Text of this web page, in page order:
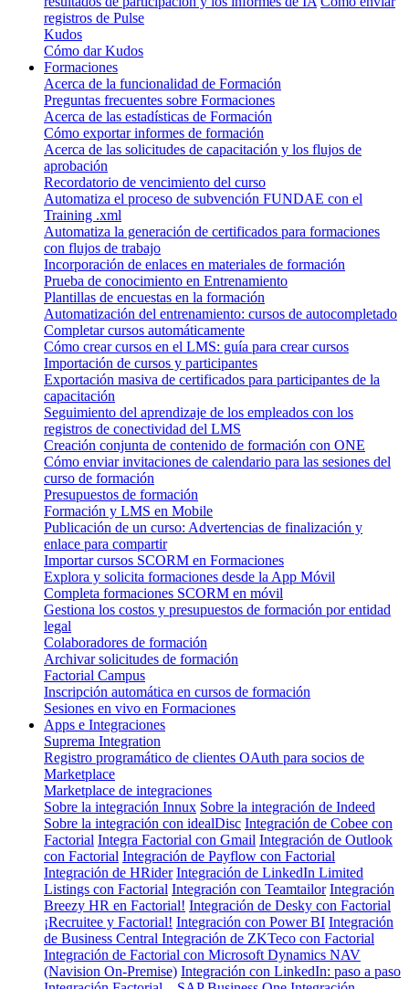
registros de Pulse
Kudos
Cómo dar Kudos
Formaciones
Acerca de la funcionalidad de Formación
Preguntas frecuentes sobre Formaciones
Acerca de las estadísticas de Formación
Cómo exportar informes de formación
Acerca de las solicitudes de capacitación y los flujos de
aprobación
Recordatorio de vencimiento del curso
Automatiza el proceso de subvención FUNDAE con el
Training .xml
Automatiza la generación de certificados para formaciones
con flujos de trabajo
Incorporación de enlaces en materiales de formación
Prueba de conocimiento en Entrenamiento
Plantillas de encuestas en la formación
Automatización del entrenamiento: cursos de autocompletado
Completar cursos automáticamente
Cómo crear cursos en el LMS: guía para crear cursos
Importación de cursos y participantes
Exportación masiva de certificados para participantes de la
capacitación
Seguimiento del aprendizaje de los empleados con los
registros de conectividad del LMS
Creación conjunta de contenido de formación con ONE
Cómo enviar invitaciones de calendario para las sesiones del
curso de formación
Presupuestos de formación
Formación y LMS en Mobile
Publicación de un curso: Advertencias de finalización y
enlace para compartir
Importar cursos SCORM en Formaciones
Explora y solicita formaciones desde la App Móvil
Completa formaciones SCORM en móvil
Gestiona los costos y presupuestos de formación por entidad
legal
Colaboradores de formación
Archivar solicitudes de formación
Factorial Campus
Inscripción automática en cursos de formación
Sesiones en vivo en Formaciones
Apps e Integraciones
Suprema Integration
Registro programático de clientes OAuth para socios de
Marketplace
Marketplace de integraciones
Sobre la integración Innux Sobre la integración de Indeed
Sobre la integración con idealDisc Integración de Cobee con
Factorial Integra Factorial con Gmail Integración de Outlook
con Factorial Integración de Payflow con Factorial
Integración de HRider Integración de LinkedIn Limited
Listings con Factorial Integración con Teamtailor Integración
Breezy HR en Factorial! Integración de Desky con Factorial
¡Recruitee y Factorial! Integración con Power BI Integración
de Business Central Integración de ZKTeco con Factorial
Integración de Factorial con Microsoft Dynamics NAV
(Navision On-Premise) Integración con LinkedIn: paso a paso